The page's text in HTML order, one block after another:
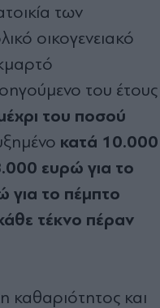
των
οικογενειακό
του έτους
του ποσού
κατά 10.000
ευρώ για το
για το πέμπτο
τέκνο πέραν
καθαριότητος και